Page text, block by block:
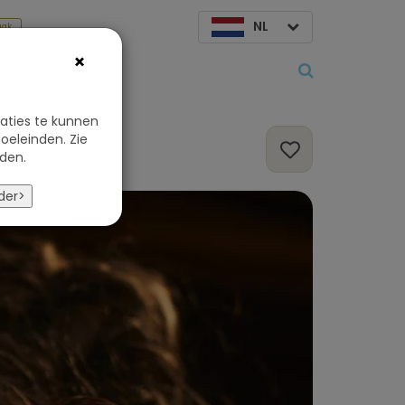
NL
Over ons
×
te kunnen
Zie